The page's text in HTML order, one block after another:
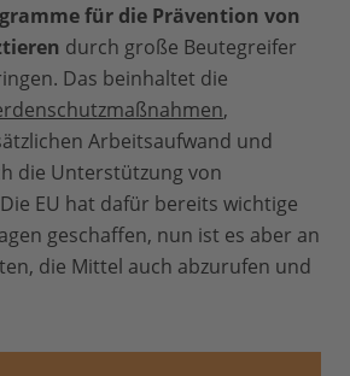
für die Prävention von
durch große Beutegreifer
Das beinhaltet die
,
Arbeitsaufwand und
die Unterstützung von
EU hat dafür bereits wichtige
geschaffen, nun ist es aber an
die Mittel auch abzurufen und